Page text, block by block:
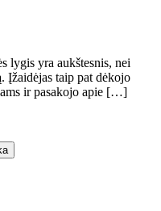
lygis yra aukštesnis, nei
Įžaidėjas taip pat dėkojo
ir pasakojo apie […]